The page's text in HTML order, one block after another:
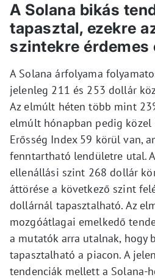
A Solana bikás
tapasztal, ezekre
szintekre érdemes
A Solana árfolyama
jelenleg 211 és 253 dollár
Az elmúlt héten több mint
elmúlt hónapban pedig közel
Erősség Index 59 körül van,
fenntartható lendületre utal.
ellenállási szint 268 dollár
áttörése a következő szint
dollárnál tapasztalható. Az
mozgóátlagai emelkedő
a mutatók arra utalnak, hogy
tapasztalható a piacon. A
tendenciák mellett a Solana-